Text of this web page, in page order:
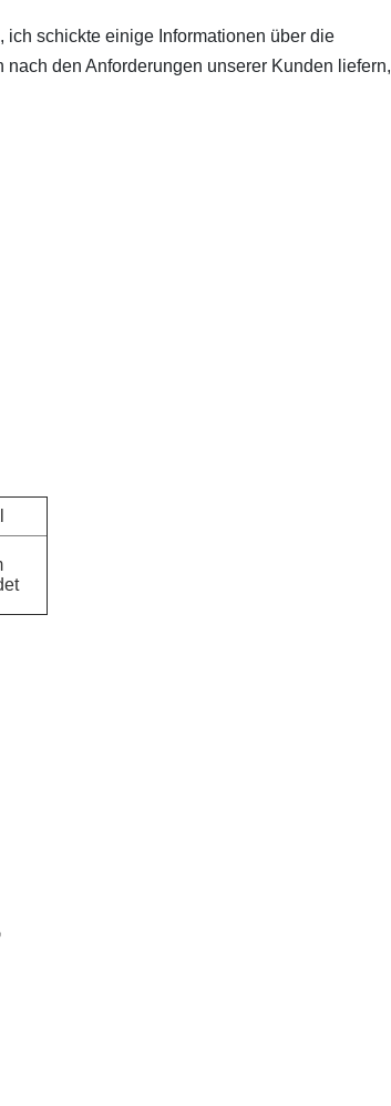
ich schickte einige Informationen über die
den Anforderungen unserer Kunden liefern,